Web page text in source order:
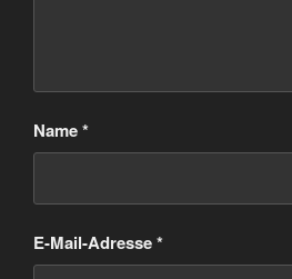
Name*
E-Mail-Adresse*